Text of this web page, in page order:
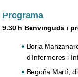
Programa
9.30 h Benvinguda i
Borja
d’Infermeres i
Begoña Martí,